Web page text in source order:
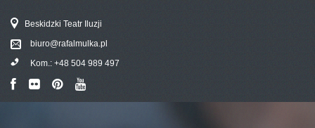
Beskidzki Teatr Iluzji
biuro@rafalmulka.pl
Kom.: +48 504 989 497